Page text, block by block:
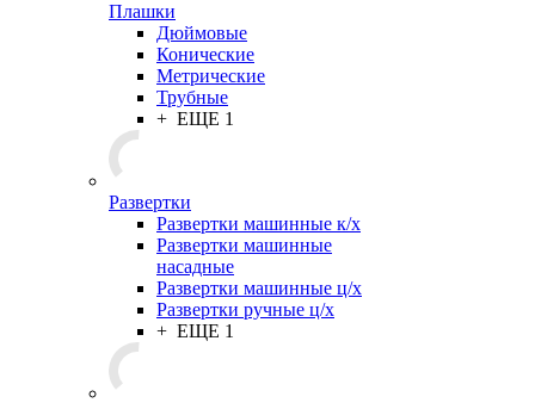
Плашки
Дюймовые
Конические
Метрические
Трубные
+ ЕЩЕ 1
Развертки
Развертки машинные к/х
Развертки машинные
насадные
Развертки машинные ц/х
Развертки ручные ц/х
+ ЕЩЕ 1